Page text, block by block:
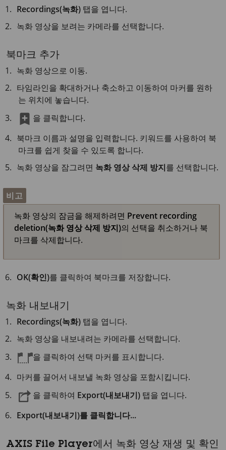
Recordings(녹화) 탭을 엽니다.
녹화 영상을 보려는 카메라를 선택합니다.
북마크 추가
녹화 영상으로 이동.
타임라인을 확대하거나 축소하고 이동하여 마커를 원하
는 위치에 놓습니다.
을 클릭합니다.
북마크 이름과 설명을 입력합니다. 키워드를 사용하여 북
마크를 쉽게 찾을 수 있도록 합니다.
녹화 영상을 잠그려면 녹화 영상 삭제 방지를 선택합니다.
비고
녹화 영상의 잠금을 해제하려면 Prevent recording
deletion(녹화 영상 삭제 방지)의 선택을 취소하거나 북
마크를 삭제합니다.
OK(확인)를 클릭하여 북마크를 저장합니다.
녹화 내보내기
Recordings(녹화) 탭을 엽니다.
녹화 영상을 내보내려는 카메라를 선택합니다.
을 클릭하여 선택 마커를 표시합니다.
마커를 끌어서 내보낼 녹화 영상을 포함시킵니다.
을 클릭하여 Export(내보내기) 탭을 엽니다.
Export(내보내기)를 클릭합니다...
AXIS File Player에서 녹화 영상 재생 및 확인